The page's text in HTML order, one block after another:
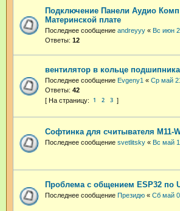
Подключение Панели Аудио
Материнской плате
Последнее сообщение andreyyy « Вс июн
Ответы: 12
вентилятор в кольце подшипника
Последнее сообщение Evgeny1 « Ср май
Ответы: 42
1 2 3
Софтинка для считывателя M11-
Последнее сообщение svetlitsky « Вс май
Проблема с общением ESP32 по
Последнее сообщение Президю « Сб май